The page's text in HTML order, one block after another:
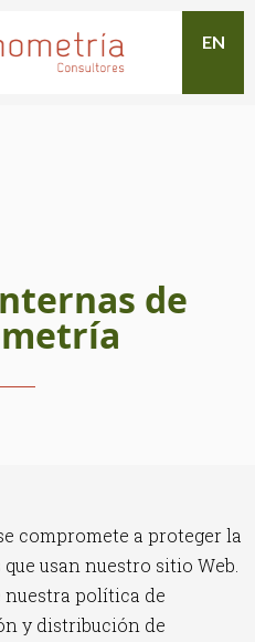
EN
de
compromete a proteger la
usan nuestro sitio Web.
nuestra política de
y distribución de